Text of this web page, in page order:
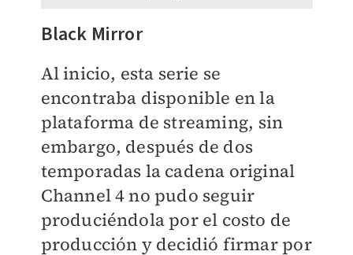
Black Mirror
Al inicio, esta serie se
encontraba disponible en la
plataforma de streaming, sin
embargo, después de dos
temporadas la cadena original
Channel 4 no pudo seguir
produciéndola por el costo de
producción y decidió firmar por